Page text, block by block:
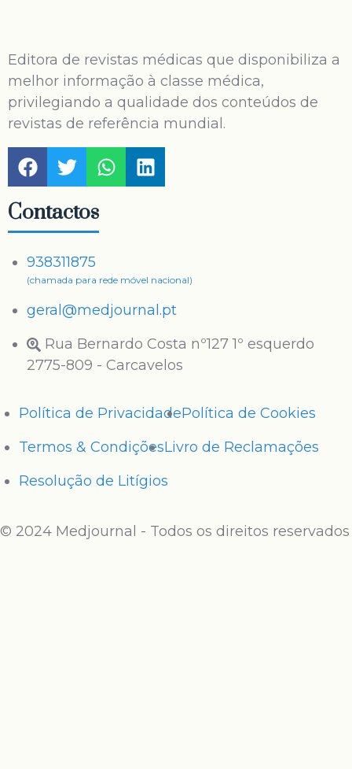
Editora de revistas médicas que disponibiliza a
melhor informação à classe médica,
privilegiando a qualidade dos conteúdos de
revistas de referência mundial.
Contactos
938311875
(chamada para rede móvel nacional)
geral@medjournal.pt
Rua Bernardo Costa nº127 1º esquerdo
2775-809 - Carcavelos
Política de PrivacidadePolítica de Cookies
Termos & CondiçõesLivro de Reclamações
Resolução de Litígios
© 2024 Medjournal - Todos os direitos reservados